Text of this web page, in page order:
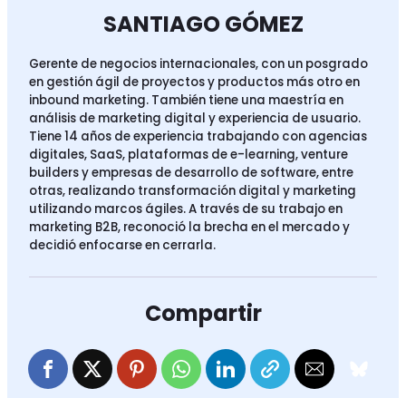
SANTIAGO GÓMEZ
Gerente de negocios internacionales, con un posgrado
en gestión ágil de proyectos y productos más otro en
inbound marketing. También tiene una maestría en
análisis de marketing digital y experiencia de usuario.
Tiene 14 años de experiencia trabajando con agencias
digitales, SaaS, plataformas de e-learning, venture
builders y empresas de desarrollo de software, entre
otras, realizando transformación digital y marketing
utilizando marcos ágiles. A través de su trabajo en
marketing B2B, reconoció la brecha en el mercado y
decidió enfocarse en cerrarla.
Compartir